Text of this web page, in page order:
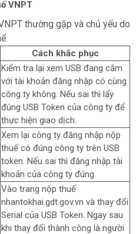
VNPT
thường gặp và chủ yếu do
Cách khắc phục
Kiểm tra lại xem USB đang cắm
với tài khoản đăng nhập có cùng
công ty không. Nếu sai thì lấy
đúng USB Token của công ty để
thực hiện giao dịch.
Xem lại công ty đăng nhập nộp
thuế có đúng công ty trên USB
token. Nếu sai thì đăng nhập tài
khoản của công ty đúng.
Vào trang nộp thuế
nhantokhai.gdt.gov.vn và thay đổi
Serial của USB Token. Ngay sau
khi thay đổi thành công là người